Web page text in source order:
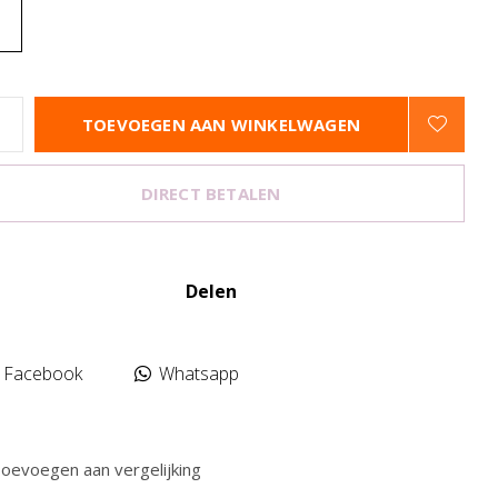
TOEVOEGEN AAN WINKELWAGEN
DIRECT BETALEN
Delen
Facebook Whatsapp
aan vergelijking